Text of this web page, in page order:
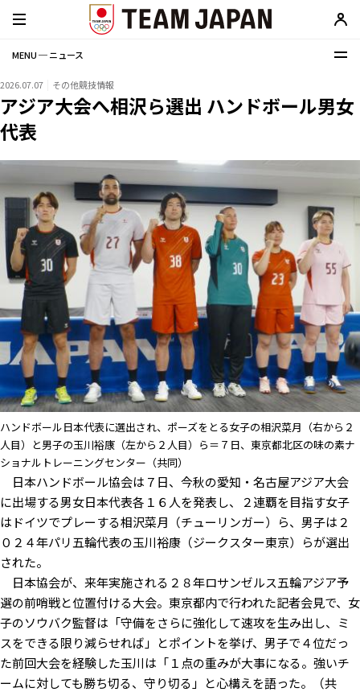
MENU ─ ニュース
2026.07.07 その他競技情報
アジア大会へ相沢ら選出 ハンドボール男女
代表
ハンドボール日本代表に選出され、ポーズをとる女子の相沢菜月（右から２
人目）と男子の玉川裕康（左から２人目）ら＝７日、東京都北区の味の素ナ
ショナルトレーニングセンター（共同）
日本ハンドボール協会は７日、今秋の愛知・名古屋アジア大会
に出場する男女日本代表各１６人を発表し、２連覇を目指す女子
はドイツでプレーする相沢菜月（チューリンガー）ら、男子は２
０２４年パリ五輪代表の玉川裕康（ジークスター東京）らが選出
された。
日本協会が、来年実施される２８年ロサンゼルス五輪アジア予
選の前哨戦と位置付ける大会。東京都内で行われた記者会見で、女
子のソウバク監督は「守備をさらに強化して速攻を生み出し、ミ
スをできる限り減らせれば」とポイントを挙げ、男子で４位だっ
た前回大会を経験した玉川は「１点の重みが大事になる。強いチ
ームに対しても勝ち切る、守り切る」と心構えを語った。（共